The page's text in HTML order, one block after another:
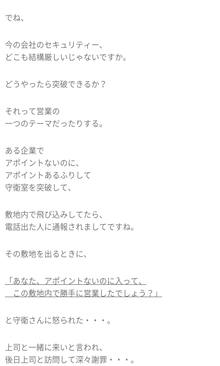
でね、
今の会社のセキュリティー、
どこも結構厳しいじゃないですか。
どうやったら突破できるか？
それって営業の
一つのテーマだったりする。
ある企業で
アポイントないのに、
アポイントあるふりして
守衛室を突破して、
敷地内で飛び込みしてたら、
電話出た人に通報されましてですね。
その敷地を出るときに、
「あなた、アポイントないのに入って、
この敷地内で勝手に営業したでしょう？」
と守衛さんに怒られた・・・。
上司と一緒に来いと言われ、
後日上司と訪問して深々謝罪・・・。